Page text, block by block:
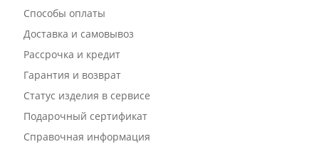
Способы оплаты
Доставка и самовывоз
Рассрочка и кредит
Гарантия и возврат
Статус изделия в сервисе
Подарочный сертификат
Справочная информация